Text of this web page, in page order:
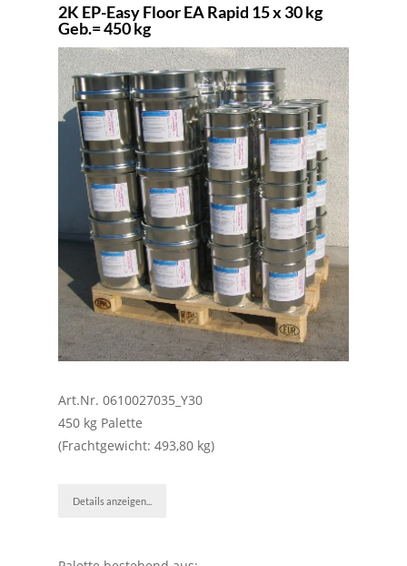
2K EP-Easy Floor EA Rapid 15 x 30 kg
Geb.= 450 kg
Art.Nr. 0610027035_Y30
450 kg Palette
(Frachtgewicht: 493,80 kg)
Details anzeigen...